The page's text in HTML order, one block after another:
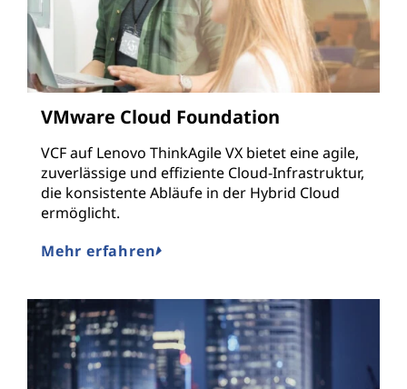
VMware Cloud Foundation
VCF auf Lenovo ThinkAgile VX bietet eine agile,
zuverlässige und effiziente Cloud-Infrastruktur,
die konsistente Abläufe in der Hybrid Cloud
ermöglicht.
Mehr erfahren